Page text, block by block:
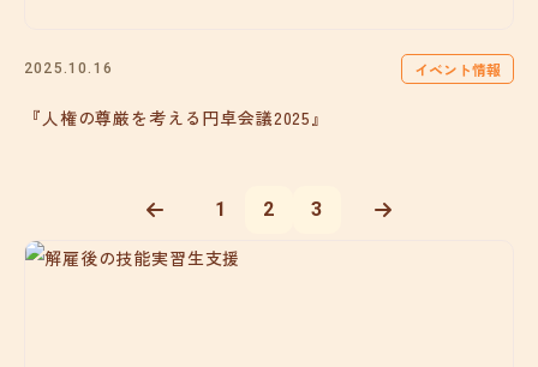
2025.10.16 イベント情報
『人権の尊厳を考える円卓会議2025』
1 2 3